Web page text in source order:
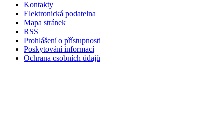
Kontakty
Elektronická podatelna
Mapa stránek
RSS
Prohlášení o přístupnosti
Poskytování informací
Ochrana osobních údajů